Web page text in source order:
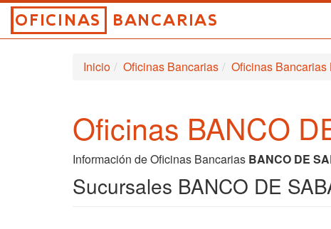
Inicio Oficinas Bancarias Oficinas
Oficinas BANCO
Información de Oficinas Bancarias BANCO DE
Sucursales BANCO DE